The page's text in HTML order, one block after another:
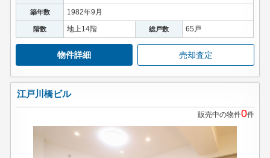
築年数 1982年9月
階数 地上14階 総戸数 65戸
物件詳細 売却査定
江戸川橋ビル
販売中の物件0件